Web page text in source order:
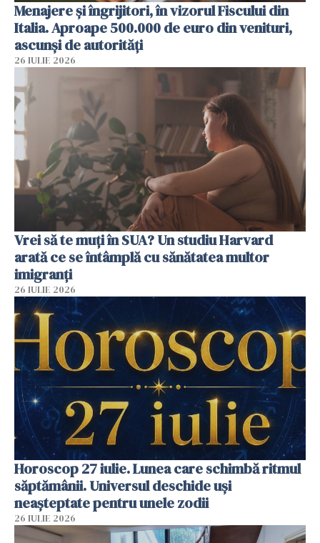
Menajere și îngrijitori, în vizorul Fiscului din
Italia. Aproape 500.000 de euro din venituri,
ascunși de autorități
26 IULIE 2026
Vrei să te muți în SUA? Un studiu Harvard
arată ce se întâmplă cu sănătatea multor
imigranți
26 IULIE 2026
Horoscop 27 iulie. Lunea care schimbă ritmul
săptămânii. Universul deschide uși
neașteptate pentru unele zodii
26 IULIE 2026